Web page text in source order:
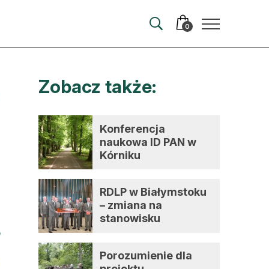
0
autorem
Zobacz także:
Konferencja
naukowa ID PAN w
Kórniku
RDLP w Białymstoku
– zmiana na
stanowisku
Porozumienie dla